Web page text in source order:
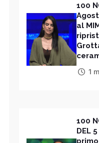
100
al
1
100
DEL